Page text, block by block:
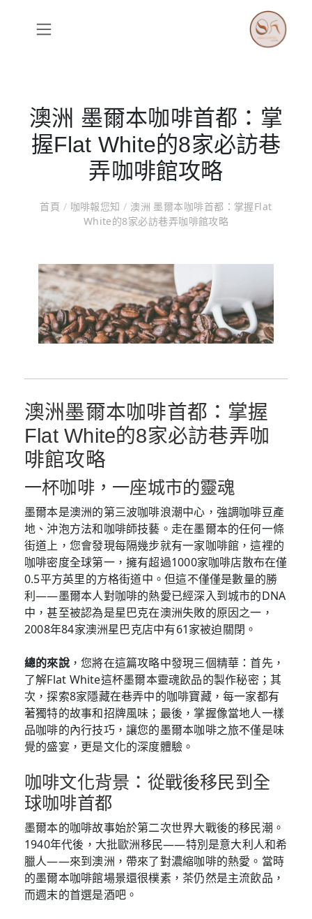
澳洲 墨爾本咖啡首都：掌
握Flat White的8家必訪巷
弄咖啡館攻略
首頁 / 咖啡報您知/ 澳洲 墨爾本咖啡首都：掌握Flat
White的8家必訪巷弄咖啡館攻略
澳洲墨爾本咖啡首都：掌握
Flat White的8家必訪巷弄咖
啡館攻略
一杯咖啡，一座城市的靈魂
墨爾本是澳洲的第三波咖啡浪潮中心，強調咖啡豆產
地、沖泡方法和咖啡師技藝。走在墨爾本的任何一條
街道上，您會發現每隔幾步就有一家咖啡館，這裡的
咖啡密度全球第一，擁有超過1000家咖啡店散布在僅
0.5平方英里的方格街道中。但這不僅僅是數量的勝
利——墨爾本人對咖啡的熱愛已經深入到城市的DNA
中，甚至被認為是星巴克在澳洲失敗的原因之一，
2008年84家澳洲星巴克店中有61家被迫關閉。
總的來說，您將在這篇攻略中發現三個精華：首先，
了解Flat White這杯墨爾本靈魂飲品的製作秘密；其
次，探索8家隱藏在巷弄中的咖啡寶藏，每一家都有
著獨特的故事和招牌風味；最後，掌握像當地人一樣
品咖啡的內行技巧，讓您的墨爾本咖啡之旅不僅是味
覺的盛宴，更是文化的深度體驗。
咖啡文化背景：從戰後移民到全
球咖啡首都
墨爾本的咖啡故事始於第二次世界大戰後的移民潮。
1940年代後，大批歐洲移民——特別是意大利人和希
臘人——來到澳洲，帶來了對濃縮咖啡的熱愛。當時
的墨爾本咖啡館場景還很樸素，茶仍然是主流飲品，
而週末的首選是酒吧。